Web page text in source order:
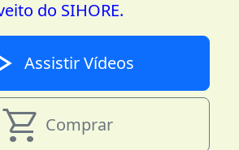
do SIHORE.
Assistir Vídeos
shopping_cart Comprar